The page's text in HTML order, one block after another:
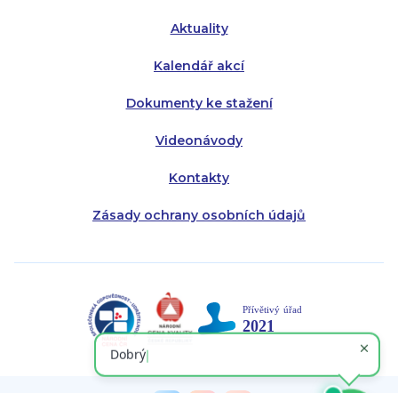
Aktuality
Kalendář akcí
Dokumenty ke stažení
Videonávody
Kontakty
Zásady ochrany osobních údajů